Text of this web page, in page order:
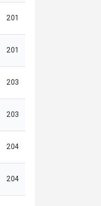
201
201
203
203
204
204